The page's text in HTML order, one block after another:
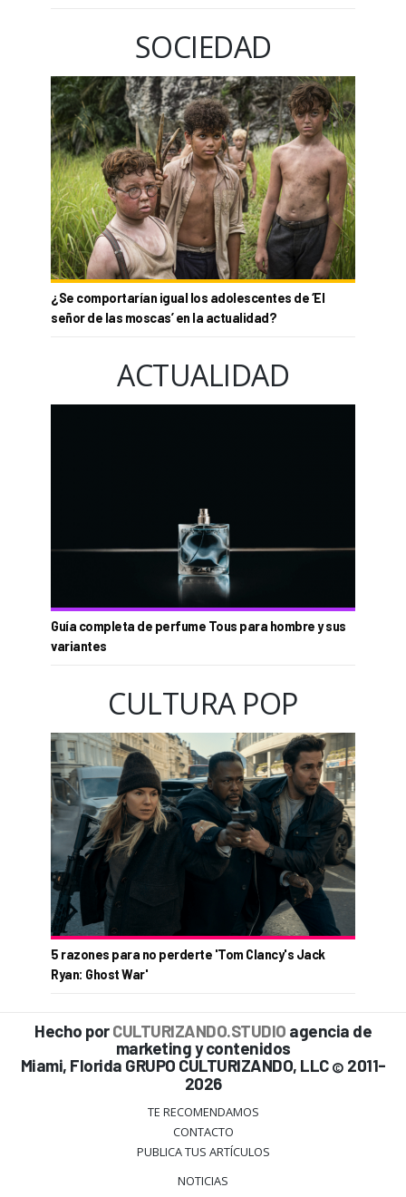
SOCIEDAD
¿Se comportarían igual los adolescentes de ‘El
señor de las moscas’ en la actualidad?
ACTUALIDAD
Guía completa de perfume Tous para hombre y sus
variantes
CULTURA POP
5 razones para no perderte 'Tom Clancy's Jack
Ryan: Ghost War'
Hecho porCULTURIZANDO.STUDIO agencia de
marketing y contenidos
Miami, Florida GRUPO CULTURIZANDO, LLC © 2011-
2026
TE RECOMENDAMOS
CONTACTO
PUBLICA TUS ARTÍCULOS
NOTICIAS